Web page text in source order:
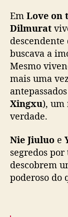
🎬
✨Starring
枭起青壤 #
#WeTV
—
Em Love on
Dilmurat
buscava a
Mesmo
mais uma
Xingxu), um
verdade.
Nie Jiuluo e
segredos
descobrem
poderoso do